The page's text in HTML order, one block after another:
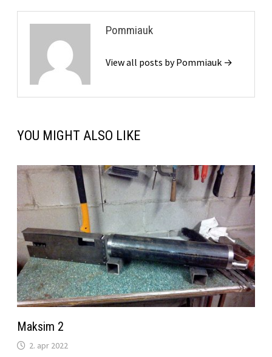
Pommiauk
View all posts by Pommiauk →
YOU MIGHT ALSO LIKE
Maksim 2
2. apr 2022